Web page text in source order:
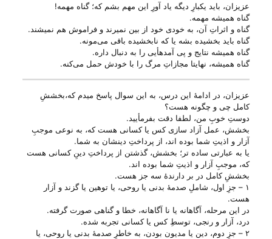
عزیزان، باید یکبارِ دیگه یاد آورِ این مهم بشم که؛ گناه مهمه!
گناه همیشه مهمه.
گناه و اثراتِ آن، به خودی خود از بین نمیرند و فراموش هم نمیشند.
گناه باید بخشیده بشه یا که نابخشیده باقی می‌‌مونه.
گناه همیشه نتایج و پی آمدهأیی را به دنبال داره.
گناه همیشه، نهایتا مجازاتِ مرگ را با خودش حمل می‌‌کنه.
عزیزان، در ادامهٔ این درس، به این سوال پاسخ میدم که،بخششِ
کامل چی‌ و چگونه هست؟
دوستِ خوبِ من، لطفا دقت بفرمأیید.
بخشش، عمل آزاد سازی کس یا کسانی هست که، به نوعی موجبِ
آزار و اذیتِ شما بوده ا‌ند، از پرداختِ دینشان به شما.
یا به عبارتی ساده تر؛ بخشش، گذشتن از پرداختِ دینِ کسانی هست
که، موجبِ آزار و اذیتِ شما بوده ا‌ند.
بخششِ کامل در بر دارندهٔ سه جز هست.
۱ – جزِ اول، شاملِ صدمهٔ بدنی یا روحی، یا توهین یا گزند و آزار
هست.
در این مرحله، آگاهانه یا نا آگاهانه، خطا و گناهی صورت گرفته.
درد، آزار و رنجی، توسطِ کس یا کسانی تجربه شده.
۲ – جزِ دوم، دین یا مدیون بودن، به خاطرِ صدمهٔ بدنی یا روحی، یا